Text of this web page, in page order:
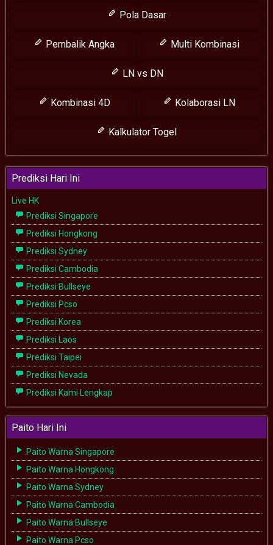
Pola Dasar
Pembalik Angka Multi Kombinasi
LN vs DN
Kombinasi 4D Kolaborasi LN
Kalkulator Togel
Prediksi Hari Ini
Live HK
Prediksi Singapore
Prediksi Hongkong
Prediksi Sydney
Prediksi Cambodia
Prediksi Bullseye
Prediksi Pcso
Prediksi Korea
Prediksi Laos
Prediksi Taipei
Prediksi Nevada
Prediksi Kami Lengkap
Paito Hari Ini
Paito Warna Singapore
Paito Warna Hongkong
Paito Warna Sydney
Paito Warna Cambodia
Paito Warna Bullseye
Paito Warna Pcso